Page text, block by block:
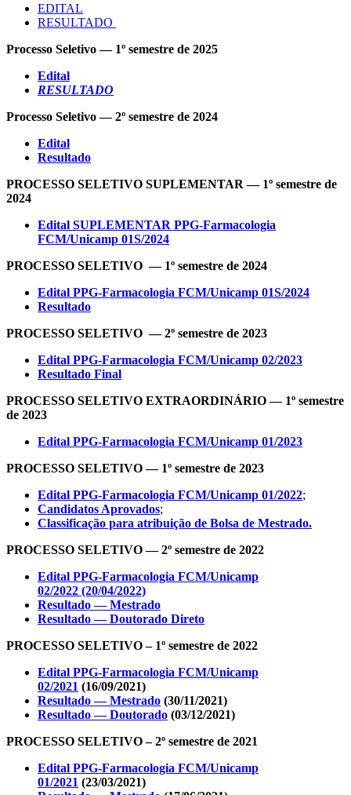
EDITAL
RESULTADO
Processo Seletivo — 1º semestre de 2025
Edital
RESULTADO
Processo Seletivo — 2º semestre de 2024
Edital
Resultado
PROCESSO SELETIVO SUPLEMENTAR — 1º semestre de
2024
Edital SUPLEMENTAR PPG-Farmacologia
FCM/Unicamp 01S/2024
PROCESSO SELETIVO — 1º semestre de 2024
Edital PPG-Farmacologia FCM/Unicamp 01S/2024
Resultado
PROCESSO SELETIVO — 2º semestre de 2023
Edital PPG-Farmacologia FCM/Unicamp 02/2023
Resultado Final
PROCESSO SELETIVO EXTRAORDINÁRIO — 1º semestre
de 2023
Edital PPG-Farmacologia FCM/Unicamp 01/2023
PROCESSO SELETIVO — 1º semestre de 2023
Edital PPG-Farmacologia FCM/Unicamp 01/2022;
Candidatos Aprovados;
Classificação para atribuição de Bolsa de Mestrado.
PROCESSO SELETIVO — 2º semestre de 2022
Edital PPG-Farmacologia FCM/Unicamp
02/2022 (20/04/2022)
Resultado — Mestrado
Resultado — Doutorado Direto
PROCESSO SELETIVO – 1º semestre de 2022
Edital PPG-Farmacologia FCM/Unicamp
02/2021 (16/09/2021)
Resultado — Mestrado (30/11/2021)
Resultado — Doutorado (03/12/2021)
PROCESSO SELETIVO – 2º semestre de 2021
Edital PPG-Farmacologia FCM/Unicamp
01/2021 (23/03/2021)